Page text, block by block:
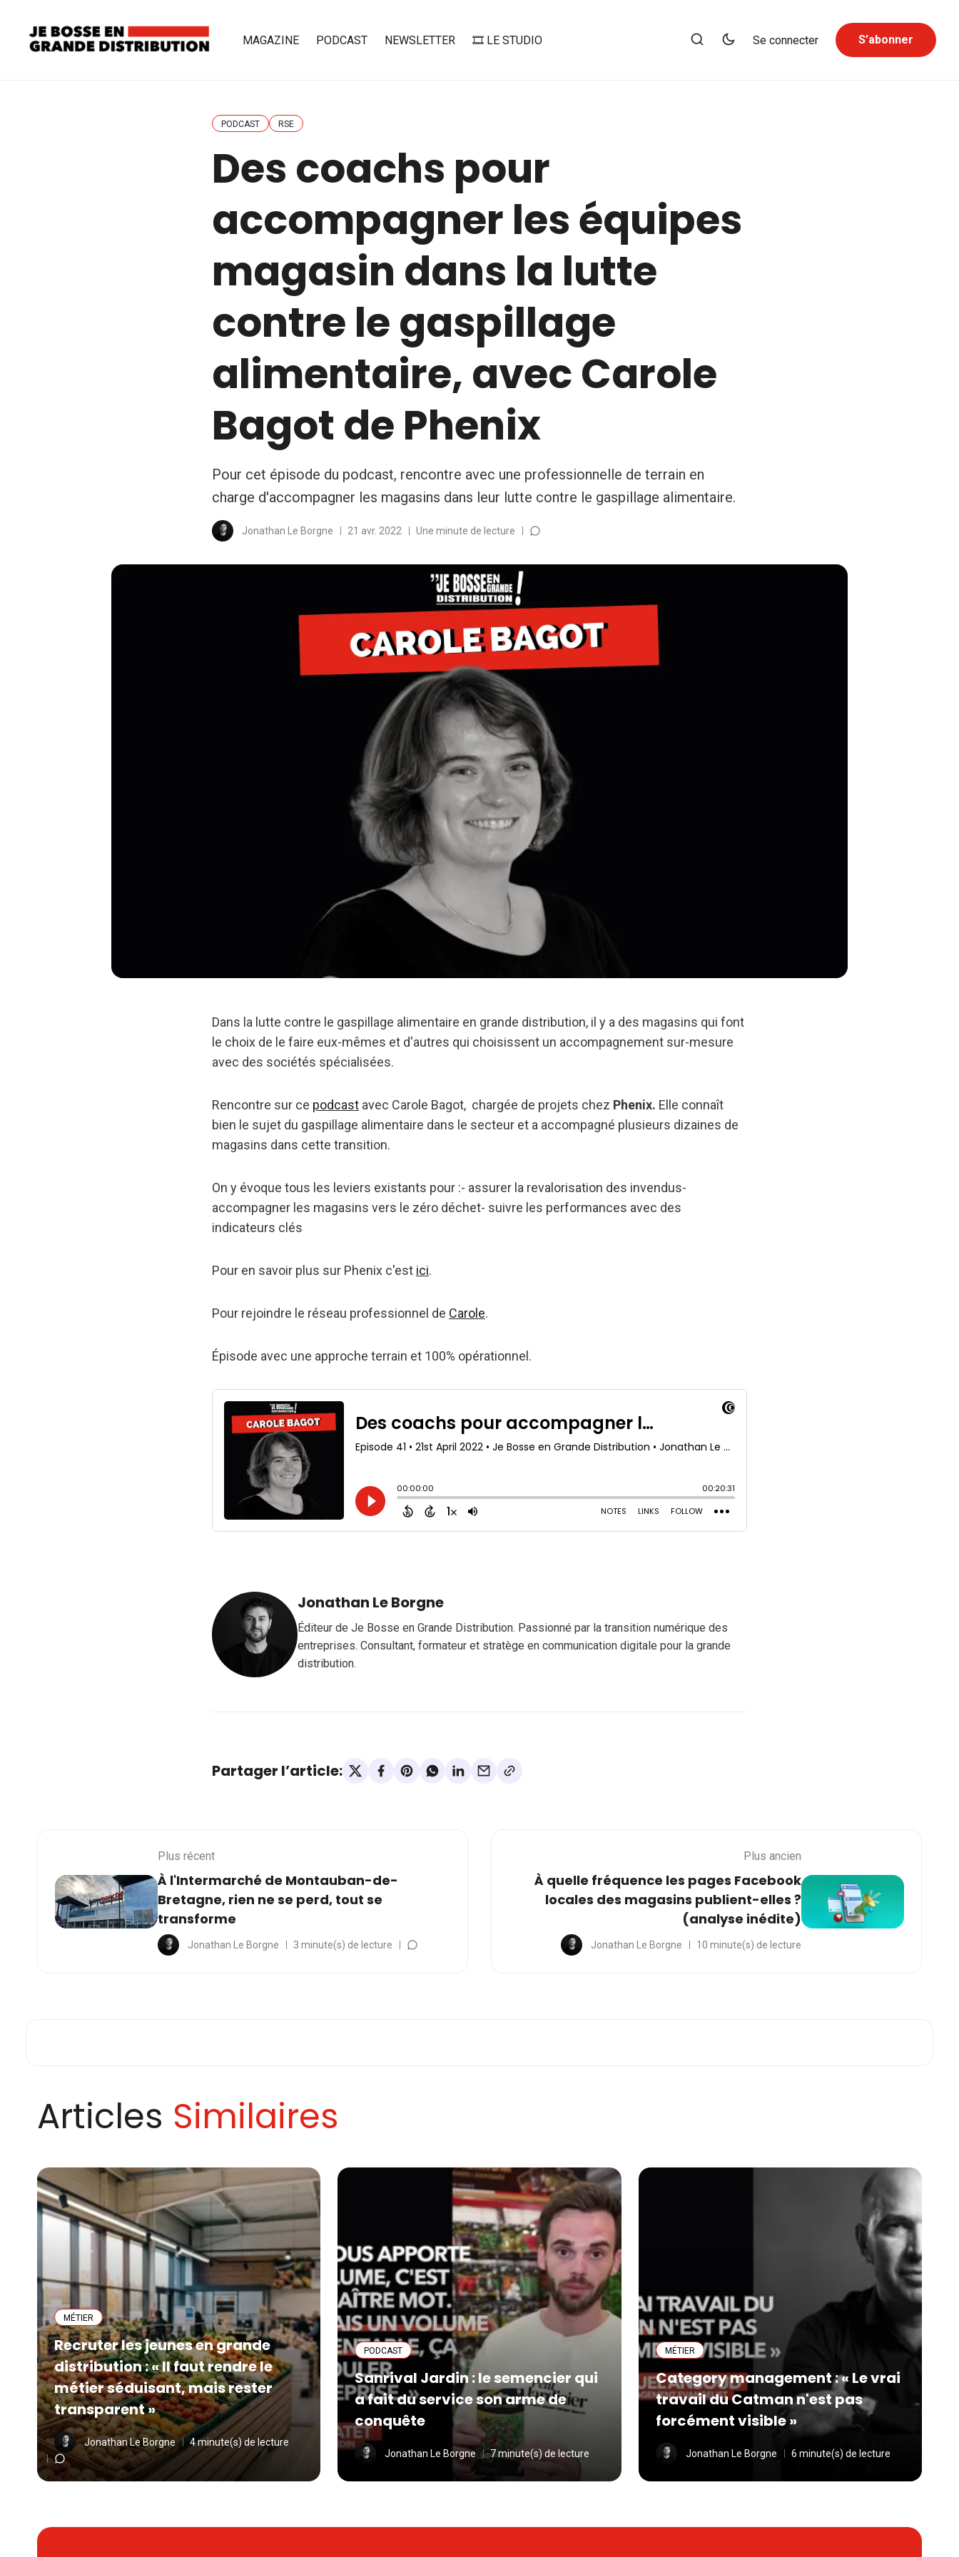
MAGAZINE PODCAST NEWSLETTER 🎞️ LE STUDIO Se connecter S’abonner
PODCAST RSE
Des coachs pour
accompagner les équipes
magasin dans la lutte
contre le gaspillage
alimentaire, avec Carole
Bagot de Phenix
Pour cet épisode du podcast, rencontre avec une professionnelle de terrain en
charge d'accompagner les magasins dans leur lutte contre le gaspillage alimentaire.
Jonathan Le Borgne 21 avr. 2022 Une minute de lecture
Dans la lutte contre le gaspillage alimentaire en grande distribution, il y a des magasins qui font
le choix de le faire eux-mêmes et d'autres qui choisissent un accompagnement sur-mesure
avec des sociétés spécialisées.
Rencontre sur ce podcast avec Carole Bagot, chargée de projets chez Phenix. Elle connaît
bien le sujet du gaspillage alimentaire dans le secteur et a accompagné plusieurs dizaines de
magasins dans cette transition.
On y évoque tous les leviers existants pour :- assurer la revalorisation des invendus-
accompagner les magasins vers le zéro déchet- suivre les performances avec des
indicateurs clés
Pour en savoir plus sur Phenix c'est ici.
Pour rejoindre le réseau professionnel de Carole.
Épisode avec une approche terrain et 100% opérationnel.
Jonathan Le Borgne
Éditeur de Je Bosse en Grande Distribution. Passionné par la transition numérique des
entreprises. Consultant, formateur et stratège en communication digitale pour la grande
distribution.
Partager l’article:
Plus récent
À l'Intermarché de Montauban-de-
Bretagne, rien ne se perd, tout se
transforme
Jonathan Le Borgne 3 minute(s) de lecture
Plus ancien
À quelle fréquence les pages Facebook
locales des magasins publient-elles ?
(analyse inédite)
Jonathan Le Borgne 10 minute(s) de lecture
Articles Similaires
MÉTIER
Recruter les jeunes en grande
distribution : « Il faut rendre le
métier séduisant, mais rester
transparent »
Jonathan Le Borgne 4 minute(s) de lecture
PODCAST
Sanrival Jardin : le semencier qui
a fait du service son arme de
conquête
Jonathan Le Borgne 7 minute(s) de lecture
MÉTIER
Category management : « Le vrai
travail du Catman n'est pas
forcément visible »
Jonathan Le Borgne 6 minute(s) de lecture